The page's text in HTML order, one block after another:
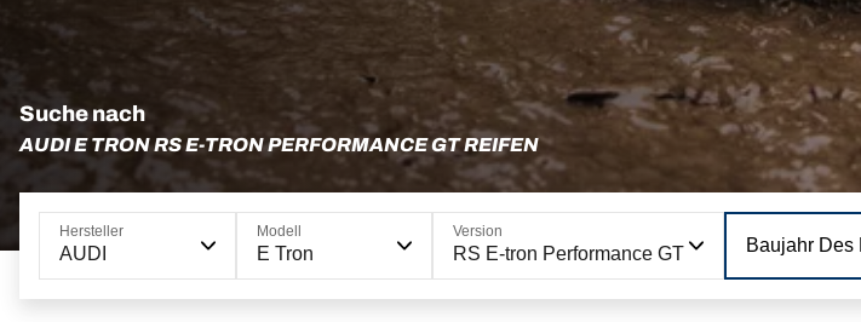
Suche nach
AUDI E TRON RS E-TRON PERFORMANCE GT REIFEN
Hersteller
AUDI
Modell
E Tron
Version
RS E-tron Performance GT Baujahr Des